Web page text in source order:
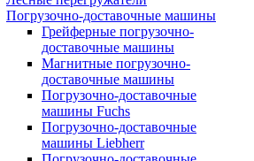
Погрузочно-доставочные машины
Грейферные погрузочно-
доставочные машины
Магнитные погрузочно-
доставочные машины
Погрузочно-доставочные
машины Fuchs
Погрузочно-доставочные
машины Liebherr